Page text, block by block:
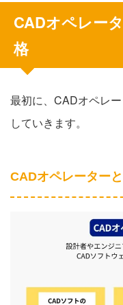
CADオペレー
格
最初に、CADオペレ
していきます。
CADオペレーター